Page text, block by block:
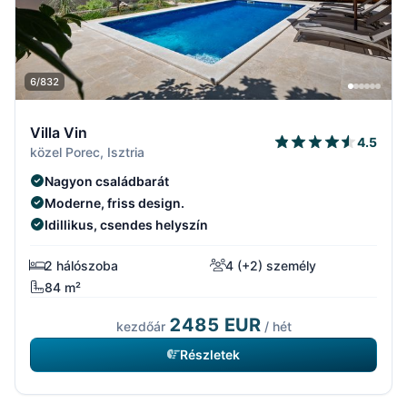
6/832
Villa Vin
közel Porec, Isztria
4.5
Nagyon családbarát
Moderne, friss design.
Idillikus, csendes helyszín
2 hálószoba
4 (+2) személy
84 m²
kezdőár 2485 EUR/ hét
Részletek